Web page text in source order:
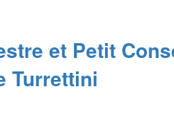
et Petit
Turrettini